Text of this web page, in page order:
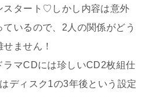
スタート♡しかし内容は意外
いるので、2人の関係がどう
ません！
ラマCDには珍しいCD2枚組仕
ディスク1の3年後という設定